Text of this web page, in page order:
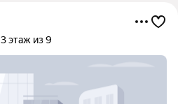
3 этаж из 9